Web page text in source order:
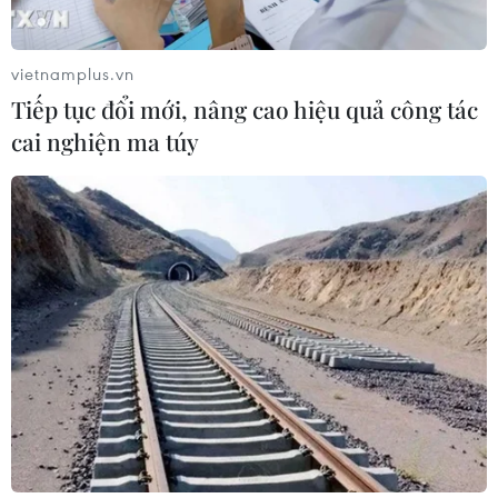
Xem thêm
CƠ QUAN CHỦ QUẢN: THÔNG TẤN XÃ VIỆT NAM
Tổng Biên tập: TRẦN TIẾN DUẨN
Phó Tổng Biên tập: NGUYỄN THỊ TÁM, KHÚC THANH
THỦY
Sở hữu trí tuệ
Quy định sử dụng
RSS
Hỗ trợ
Ngôn ngữ
TTXVN
vietnamplus.vn
Tiếp tục đổi mới, nâng cao hiệu quả công tác
cai nghiện ma túy